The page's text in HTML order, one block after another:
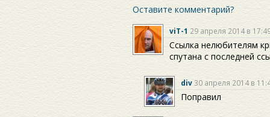
Оставите комментарий?
viT-1 29 апреля 2014 в
Ссылка нелюбителям
спутана с последней
div 30 апреля 2014 в
Поправил